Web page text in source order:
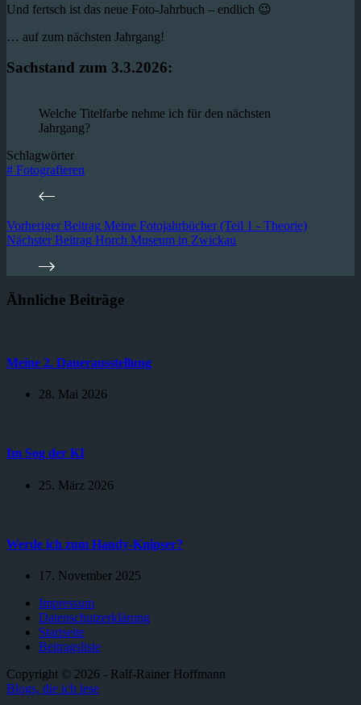
Und fertsch ist das neue Foto-Jahrbuch – endlich 😉
… auf zum nächsten Jahrgang!
Sachstand zum 3.3.2026:
Welche Titelfarbe nehme ich für den nächsten
Jahrgang?
Schlagwörter
# Fotografieren
VorherigerBeitrag Meine Fotojahrbücher (Teil 1 - Theorie)
NächsterBeitrag Horch Museum in Zwickau
Ähnliche Beiträge
Meine 2. Dauerausstellung
28. Mai 2026
Im Sog der KI
25. März 2026
Werde ich zum Handy-Knipser?
17. November 2025
Impressum
Datenschutzerklärung
Startseite
Beitragsliste
Copyright © 2026 - Ralf-Rainer Hoffmann
Blogs, die ich lese